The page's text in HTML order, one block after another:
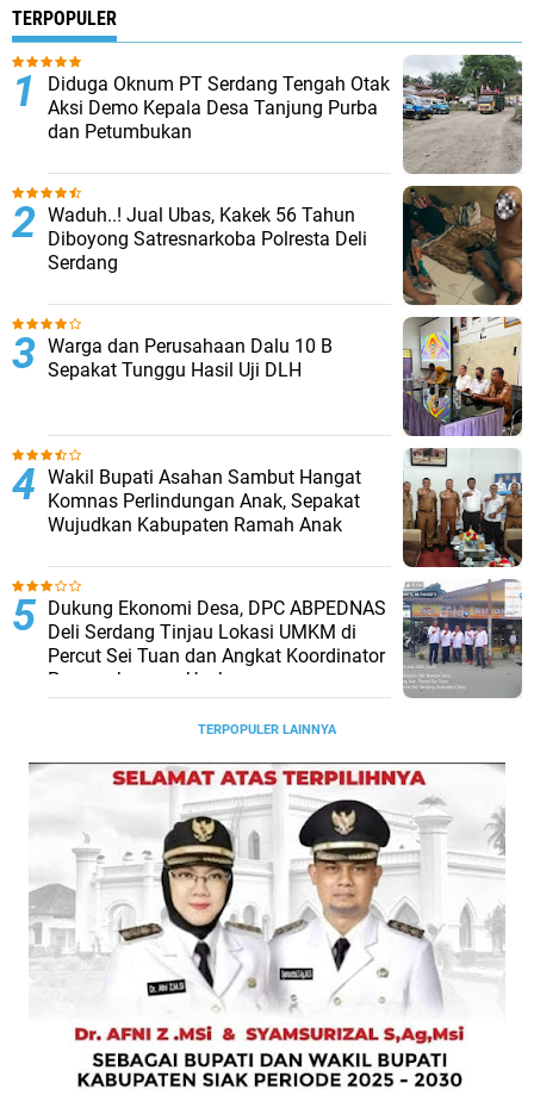
TERPOPULER
Diduga Oknum PT Serdang Tengah Otak
Aksi Demo Kepala Desa Tanjung Purba
dan Petumbukan
Waduh..! Jual Ubas, Kakek 56 Tahun
Diboyong Satresnarkoba Polresta Deli
Serdang
Warga dan Perusahaan Dalu 10 B
Sepakat Tunggu Hasil Uji DLH
Wakil Bupati Asahan Sambut Hangat
Komnas Perlindungan Anak, Sepakat
Wujudkan Kabupaten Ramah Anak
Dukung Ekonomi Desa, DPC ABPEDNAS
Deli Serdang Tinjau Lokasi UMKM di
Percut Sei Tuan dan Angkat Koordinator
Pengembangan Usaha
TERPOPULER LAINNYA